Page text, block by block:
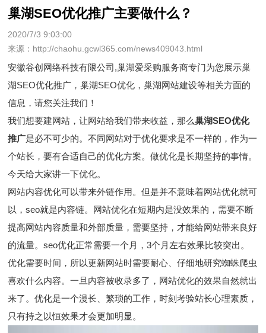
巢湖SEO优化推广主要做什么？
2020/7/3 9:03:00
来源：http://chaohu.gcwl365.com/news409043.html
安徽谷创网络科技有限公司,巢湖爱采购服务商专门为您展示巢
湖SEO优化推广 ，巢湖SEO优化，巢湖网站建设等相关方面的
信息，请您关注我们！
我们想要建网站，让网站给我们带来收益，那么巢湖SEO优化
推广是必不可少的。不同网站对于优化要求是不一样的，作为一
个站长，要有合适自己的优化方案。做优化是长期坚持的事情。
今天给大家讲一下优化。
网站内容优化可以带来外链作用。但是并不意味着网站优化就可
以，seo就是内容链。网站优化在短期内是没效果的，需要不断
提高网站内容质量和外部质量，需要坚持，才能给网站带来良好
的流量。seo优化正常需要一个月，3个月左右效果比较突出。
优化需要时间，所以更新网站时需要耐心、仔细地研究蜘蛛爬虫
喜欢什么内容。一旦内容被收录多了，网站优化的效果自然就出
来了。优化是一个漫长、繁琐的工作，时刻考验站长心理素质，
只有持之以恒效果才会更加明显。